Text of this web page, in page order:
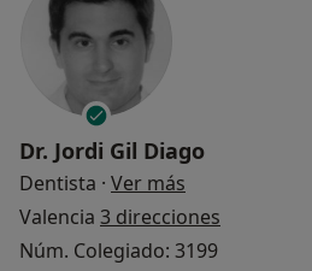
Dr. Jordi Gil Diago
Dentista · Ver más
Valencia 3 direcciones
Núm. Colegiado: 3199